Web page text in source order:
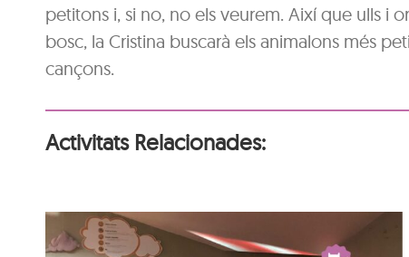
petitons i, si no, no els veurem. Així que ulls i
bosc, la Cristina buscarà els animalons més
cançons.
Activitats Relacionades: